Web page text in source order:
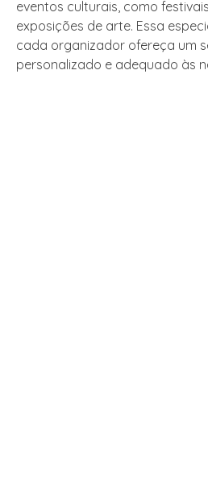
eventos culturais, como
exposições de arte. Essa
cada organizador ofereça um
personalizado e adequado às